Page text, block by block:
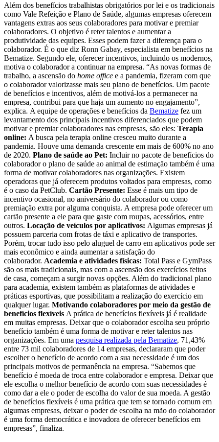
Além dos benefícios trabalhistas obrigatórios por lei e os tradicionais
como Vale Refeição e Plano de Saúde, algumas empresas oferecem
vantagens extras aos seus colaboradores para motivar e premiar
colaboradores. O objetivo é reter talentos e aumentar a
produtividade das equipes. Esses podem fazer a diferença para o
colaborador. É o que diz Ronn Gabay, especialista em benefícios na
Bematize. Segundo ele, oferecer incentivos, incluindo os modernos,
motiva o colaborador a continuar na empresa. “As novas formas de
trabalho, a ascensão do home office e a pandemia, fizeram com que
o colaborador valorizasse mais seu plano de benefícios. Um pacote
de benefícios e incentivos, além de motivá-los a permanecer na
empresa, contribui para que haja um aumento no engajamento”,
explica. A equipe de operações e benefícios da Bematize fez um
levantamento dos principais incentivos diferenciados que podem
motivar e premiar colaboradores nas empresas, são eles: Terapia
online: A busca pela terapia online cresceu muito durante a
pandemia. Houve uma demanda crescente em mais de 600% no ano
de 2020. Plano de saúde ao Pet: Incluir no pacote de benefícios do
colaborador o plano de saúde ao animal de estimação também é uma
forma de motivar colaboradores nas organizações. Existem
operadoras que já oferecem produtos voltados para empresas, como
é o caso da PetClub. Cartão Presente: Esse é mais um tipo de
incentivo ocasional, no aniversário do colaborador ou como
premiação extra por alguma conquista. A empresa pode oferecer um
cartão presente a ele para que gaste com roupas, acessórios, entre
outros. Locação de veículos por aplicativos: Algumas empresas já
possuem parceria com frotas de táxi e aplicativo de transportes.
Porém, trocar tudo isso pelo aluguel de carro em aplicativos pode ser
mais econômico e ainda aumentar a satisfação do
colaborador. Academia e atividades físicas: Total Pass e GymPass
são os mais tradicionais, mas com a ascensão dos exercícios feitos
de casa, começam a surgir novas opções. Além do tradicional plano
para academia, existem também as plataformas de atividades e
práticas esportivas, que possibilitam a realização do exercício em
qualquer lugar. Motivando colaboradores por meio da gestão de
benefícios flexíveis A prática de benefícios flexíveis já é realidade
em muitas empresas. Deixar que o colaborador escolha seu próprio
benefício também é uma forma de motivar e reter talentos nas
organizações. Em uma pesquisa realizada pela Bematize, 71,43%
entre 73 mil colaboradores de 14 empresas, declararam que poder
escolher o benefício de acordo com a sua necessidade é um dos
principais motivos de permanência na empresa. “Sabemos que
benefício é moeda de troca entre colaborador e empresa. Deixar que
ele escolha o melhor benefício de acordo com suas necessidades é
como dar a ele o poder de escolha do valor de sua moeda. A gestão
de benefícios flexíveis é uma prática que tem se tornado comum em
algumas empresas, deixar o poder de escolha na mão do colaborador
é uma forma democrática e inovadora de oferecer benefícios em
empresas”, finaliza.